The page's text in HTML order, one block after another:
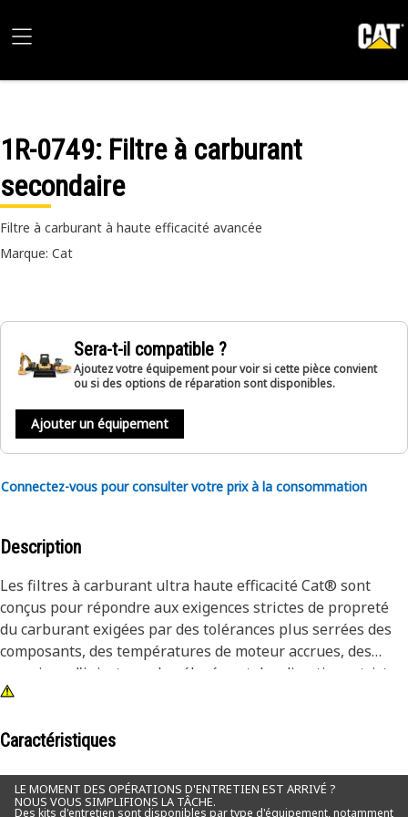
1R-0749: Filtre à carburant
secondaire
Filtre à carburant à haute efficacité avancée
Marque: Cat
Sera-t-il compatible ?
Ajoutez votre équipement pour voir si cette pièce convient
ou si des options de réparation sont disponibles.
Ajouter un équipement
Connectez-vous pour consulter votre prix à la consommation
Description
Les filtres à carburant ultra haute efficacité Cat® sont
conçus pour répondre aux exigences strictes de propreté
du carburant exigées par des tolérances plus serrées des
composants, des températures de moteur accrues, des
pressions d'injecteur plus élevées et des directives strictes
en matière d'émissions. Les essais Caterpillar démontrent
une protection supérieure. Les filtres UHE Cat sont tout
votre équipement Cat. Pour optimiser la durée de vie des
injecteurs, il est nécessaire de disposer d'un système de
Caractéristiques
LE MOMENT DES OPÉRATIONS D'ENTRETIEN EST ARRIVÉ ?
NOUS VOUS SIMPLIFIONS LA TÂCHE.
Des kits d'entretien sont disponibles par type d'équipement, notamment